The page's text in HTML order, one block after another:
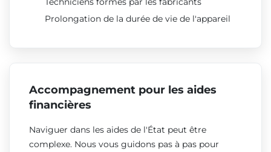
Prolongation de la durée de vie de l'appareil
Accompagnement pour les aides
financières
Naviguer dans les aides de l'État peut être
complexe. Nous vous guidons pas à pas pour